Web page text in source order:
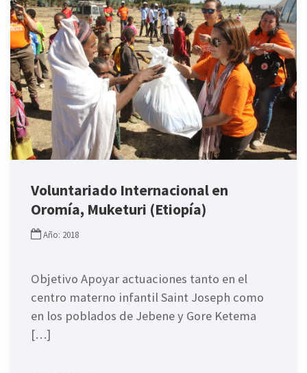
Voluntariado Internacional en
Oromía, Muketuri (Etiopía)
Año: 2018
Objetivo Apoyar actuaciones tanto en el
centro materno infantil Saint Joseph como
en los poblados de Jebene y Gore Ketema
[…]